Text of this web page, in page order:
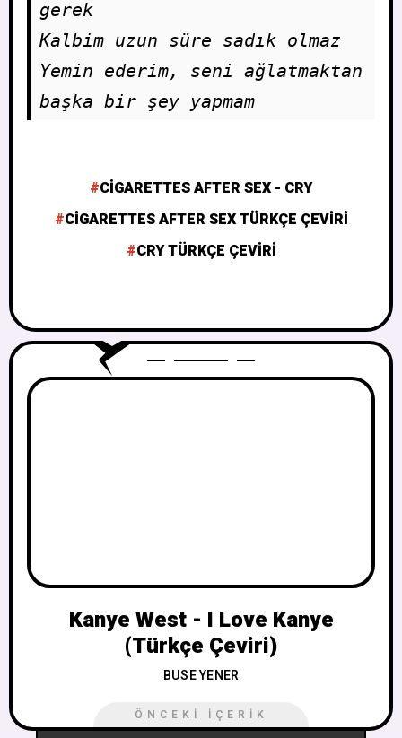
gerek
Kalbim uzun süre sadık olmaz
Yemin ederim, seni ağlatmaktan
başka bir şey yapmam
CIGARETTES AFTER SEX - CRY
CIGARETTES AFTER SEX TÜRKÇE ÇEVIRI
CRY TÜRKÇE ÇEVIRI
Kanye West - I Love Kanye
(Türkçe Çeviri)
BUSE YENER
ÖNCEKI İÇERIK